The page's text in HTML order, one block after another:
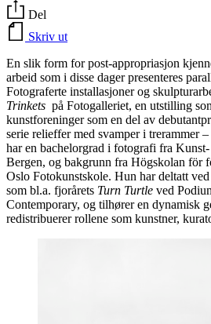
Del
Skriv ut
En slik form for post-appropriasjon
arbeid som i disse dager presenteres
Fotograferte installasjoner og
Trinkets på Fotogalleriet, en utstilling
kunstforeninger som en del av
serie relieffer med svamper i trerammer –
har en bachelorgrad i fotografi fra
Bergen, og bakgrunn fra Högskolan för
Oslo Fotokunstskole. Hun har deltatt
som bl.a. fjorårets Turn Turtle ved
Contemporary, og tilhører en dynamisk
redistribuerer rollene som kunstner,